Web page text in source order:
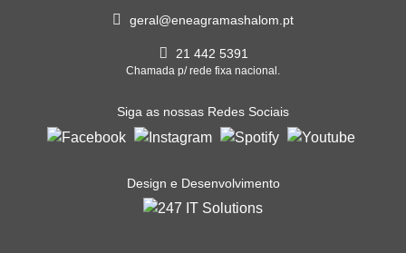
geral@eneagramashalom.pt
21 442 5391
Chamada p/ rede fixa nacional.
Siga as nossas Redes Sociais
Design e Desenvolvimento